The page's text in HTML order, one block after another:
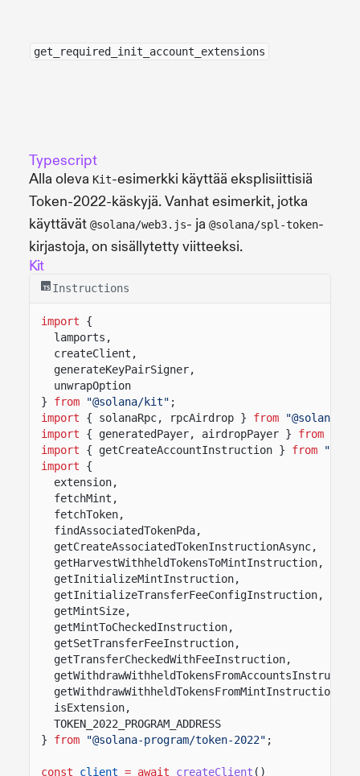
get_required_init_account_extensions
Typescript
Alla oleva Kit-esimerkki käyttää eksplisiittisiä
Token-2022-käskyjä. Vanhat esimerkit, jotka
käyttävät @solana/web3.js- ja @solana/spl-token-
kirjastoja, on sisällytetty viitteeksi.
Kit
Instructions
import
{
lamports,
createClient,
generateKeyPairSigner,
unwrapOption
}
from "@solana/kit" ;
import
{ solanaRpc, rpcAirdrop } from
"@solana/
import
{ generatedPayer, airdropPayer } from
import
{ getCreateAccountInstruction } from
import
{
extension,
fetchMint,
fetchToken,
findAssociatedTokenPda,
getCreateAssociatedTokenInstructionAsync,
getHarvestWithheldTokensToMintInstruction,
getInitializeMintInstruction,
getInitializeTransferFeeConfigInstruction,
getMintSize,
getMintToCheckedInstruction,
getSetTransferFeeInstruction,
getTransferCheckedWithFeeInstruction,
getWithdrawWithheldTokensFromMintInstruction,
isExtension,
TOKEN_2022_PROGRAM_ADDRESS
}
from "@solana-program/token-2022" ;
const client = await createClient ()